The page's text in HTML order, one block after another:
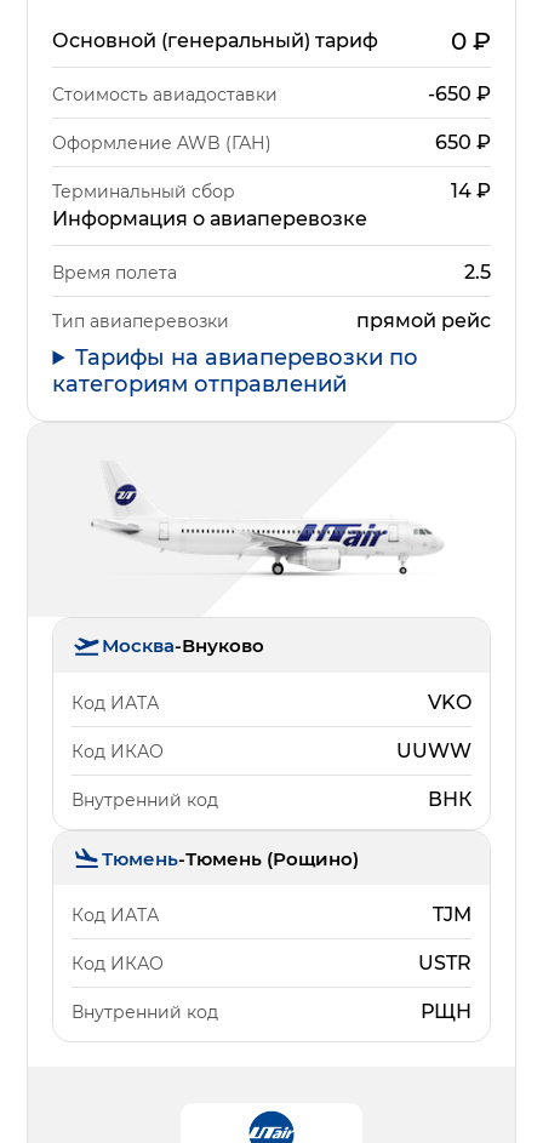
Основной (генеральный) тариф 0₽
Стоимость авиадоставки -650 ₽
Оформление AWB (ГАН) 650 ₽
Терминальный сбор 14₽
Информация о авиаперевозке
Время полета 2.5
Тип авиаперевозки прямой рейс
Тарифы на авиаперевозки по
категориям отправлений
Москва-Внуково
Код ИАТА VKO
Код ИКАО UUWW
Внутренний код ВНК
Тюмень-Тюмень (Рощино)
Код ИАТА TJM
Код ИКАО USTR
Внутренний код РЩН